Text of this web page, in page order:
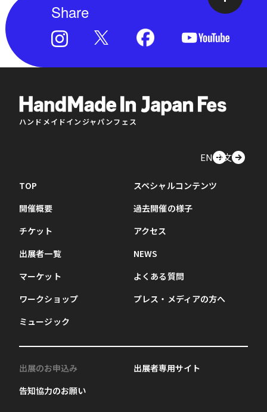
Share
ハンドメイドインジャパンフェス
EN中文
TOP
開催概要
チケット
出展者一覧
マーケット
ワークショップ
ミュージック
スペシャルコンテンツ
過去開催の様子
アクセス
NEWS
よくある質問
プレス・メディアの方へ
出展のお申込み
告知協力のお願い
出展者専用サイト